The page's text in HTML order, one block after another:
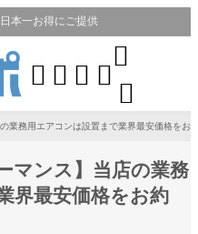
本一お得にご提供
   


業務用エアコンは設置まで業界最安価格をお
マンス】当店の業務
界最安価格をお約